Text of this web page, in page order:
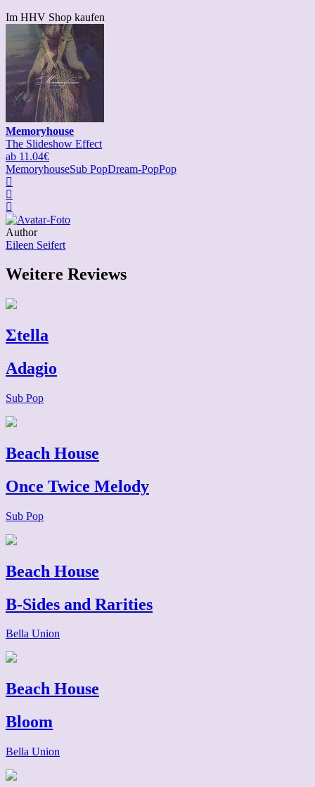
Im HHV Shop kaufen
Memoryhouse
The Slideshow Effect
ab 11.04€
MemoryhouseSub PopDream-PopPop
Author
Eileen Seifert
Weitere Reviews
Σtella
Adagio
Sub Pop
Beach House
Once Twice Melody
Sub Pop
Beach House
B-Sides and Rarities
Bella Union
Beach House
Bloom
Bella Union